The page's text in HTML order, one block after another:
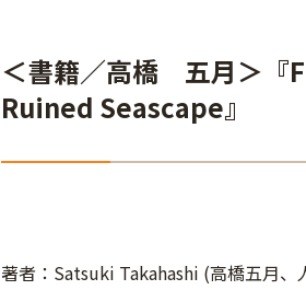
＜書籍／高橋 五月＞
Ruined Seascape』
著者：Satsuki Takahashi (高橋五月、